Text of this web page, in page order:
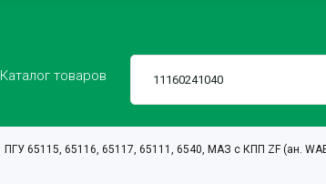
Каталог товаров
ПГУ 65115, 65116, 65117, 65111, 6540, МАЗ с КПП ZF (ан.